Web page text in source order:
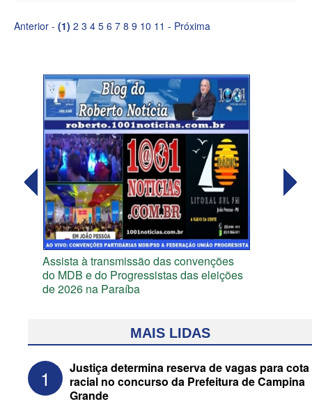
Anterior - (1) 2 3 4 5 6 7 8 9 10 11 - Próxima
Assista à transmissão das convenções
do MDB e do Progressistas das eleições
de 2026 na Paraíba
MAIS LIDAS
1
Justiça determina reserva de vagas para cota
racial no concurso da Prefeitura de Campina
Grande